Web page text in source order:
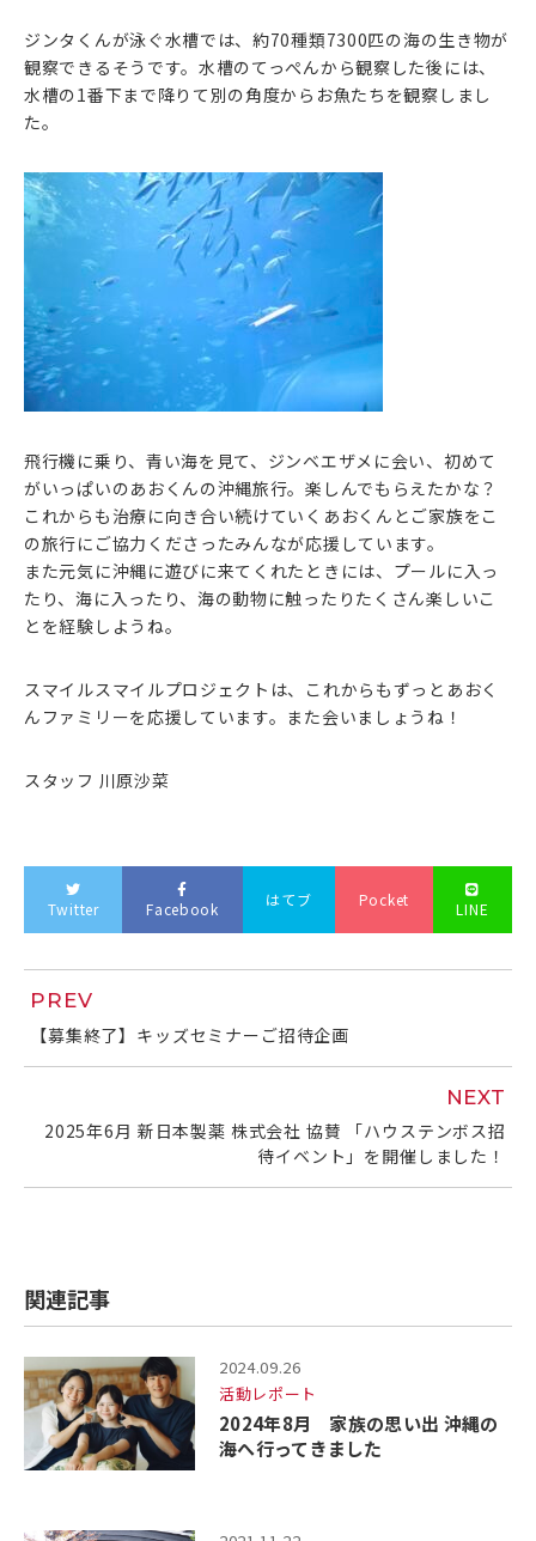
ジンタくんが泳ぐ水槽では、約70種類7300匹の海の生き物が
観察できるそうです。水槽のてっぺんから観察した後には、
水槽の1番下まで降りて別の角度からお魚たちを観察しまし
た。
飛行機に乗り、青い海を見て、ジンベエザメに会い、初めて
がいっぱいのあおくんの沖縄旅行。楽しんでもらえたかな？
これからも治療に向き合い続けていくあおくんとご家族をこ
の旅行にご協力くださったみんなが応援しています。
また元気に沖縄に遊びに来てくれたときには、プールに入っ
たり、海に入ったり、海の動物に触ったりたくさん楽しいこ
とを経験しようね。
スマイルスマイルプロジェクトは、これからもずっとあおく
んファミリーを応援しています。また会いましょうね！
スタッフ 川原沙菜
Twitter Facebook はてブ Pocket LINE
PREV
【募集終了】キッズセミナーご招待企画
NEXT
2025年6月 新日本製薬 株式会社 協賛 「ハウステンボス招
待イベント」を開催しました！
関連記事
2024.09.26
活動レポート
2024年8月 家族の思い出 沖縄の
海へ行ってきました